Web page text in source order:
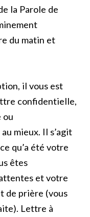
la Parole de
du matin et
il vous est
confidentielle,
ou
mieux. Il s’agit
qu’a été votre
êtes
et votre
de prière (vous
Lettre à